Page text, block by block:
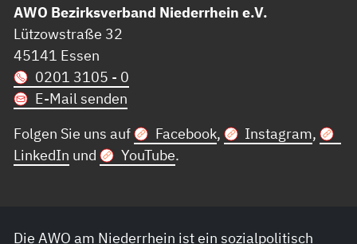
AWO Bezirksverband Niederrhein e.V.
Lützowstraße 32
45141 Essen
0201 3105 - 0
E-Mail senden
Folgen Sie uns auf
Facebook, Instagram,
LinkedIn und YouTube.
Die AWO am Niederrhein ist ein sozialpolitisch